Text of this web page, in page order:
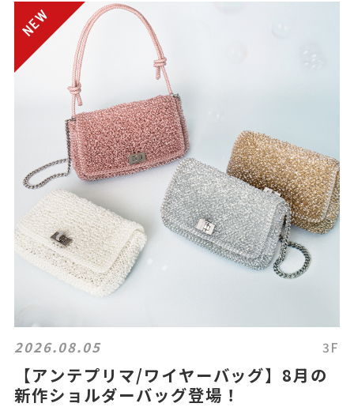
2026.08.05 3F
【アンテプリマ/ワイヤーバッグ】8月の
新作ショルダーバッグ登場！